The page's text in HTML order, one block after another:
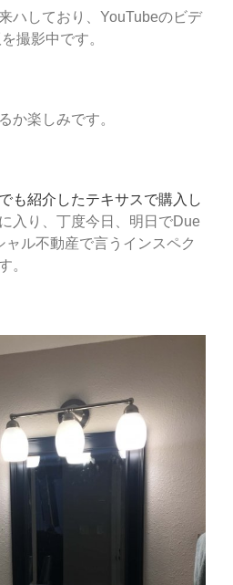
ハしており、YouTubeのビデ
撮影中です。
か楽しみです。
も紹介したテキサスで購入し
入り、丁度今日、明日でDue
ル不動産で言うインスペク
。